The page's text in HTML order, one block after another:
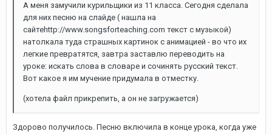
А меня замучили курильщики из 11 класса. Сегодня сделала
для них песню на слайде ( нашла на
сайтеhttp://www.songsforteaching.com текст с музыкой)
натолкала туда страшных картинок с анимацией - во что их
легкие превратятся, завтра заставлю переводить на
уроке: искать слова в словаре и сочинять русский текст.
Вот какое я им мучение придумала в отместку.
(хотела файл прикрепить, а он не загружается)
Здорово получилось. Песню включила в конце урока, когда уже